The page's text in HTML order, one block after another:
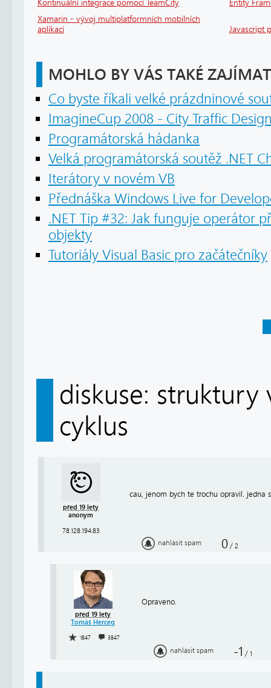
Kontinuální integrace pomocí TeamCity
Entity
Xamarin - vývoj multiplatformních mobilních
aplikací
Javascript
MOHLO BY VÁS TAKÉ ZAJÍMAT
Co byste říkali velké prázdninové
ImagineCup 2008 - City Traffic
Programátorská hádanka
Velká programátorská soutěž .NET
Iterátory v novém VB
Přednáška Windows Live for
.NET Tip #32: Jak funguje operátor
objekty
Tutoriály Visual Basic pro začátečníky
diskuse:
cyklus
před 19 lety
anonym
78.128.194.83
cau, jenom bych te trochu opravil. jedna
nahlásit spam 0 / 2
před 19 lety
Tomáš Herceg
1847 3847
Opraveno.
nahlásit spam -1 / 1